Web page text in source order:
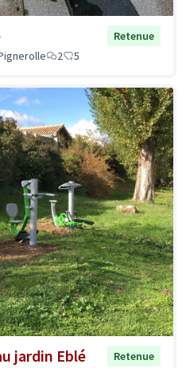
Retenue
2 5
jardin Eblé
Retenue